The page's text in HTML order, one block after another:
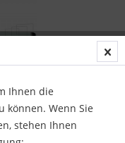
Ihnen die
können. Wenn Sie
stehen Ihnen